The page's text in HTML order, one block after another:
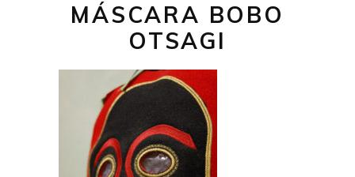
MÁSCARA BOBO
OTSAGI